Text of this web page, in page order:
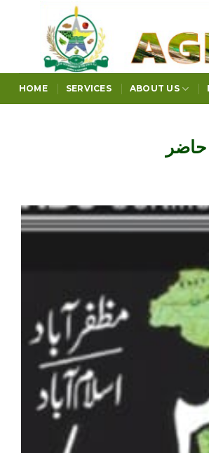
HOME SERVICES ABOUT US